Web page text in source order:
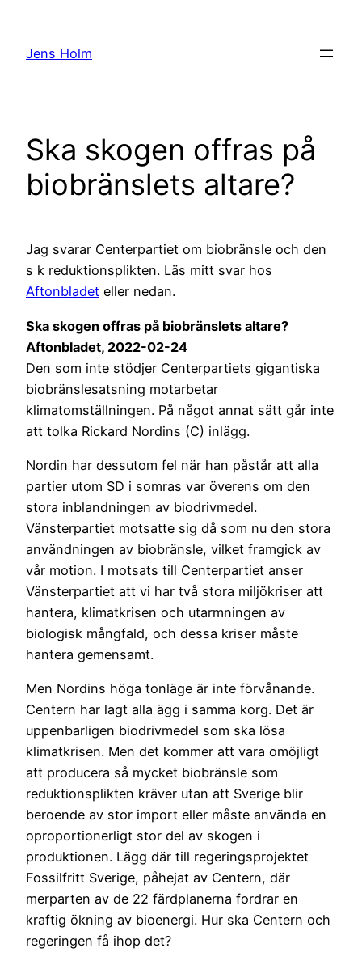
innehåll
Jens Holm
Ska skogen offras på
biobränslets altare?
Jag svarar Centerpartiet om biobränsle och den
s k reduktionsplikten. Läs mitt svar hos
Aftonbladet eller nedan.
Ska skogen offras på biobränslets altare?
Aftonbladet, 2022-02-24
Den som inte stödjer Centerpartiets gigantiska
biobränslesatsning motarbetar
klimatomställningen. På något annat sätt går inte
att tolka Rickard Nordins (C) inlägg.
Nordin har dessutom fel när han påstår att alla
partier utom SD i somras var överens om den
stora inblandningen av biodrivmedel.
Vänsterpartiet motsatte sig då som nu den stora
användningen av biobränsle, vilket framgick av
vår motion. I motsats till Centerpartiet anser
Vänsterpartiet att vi har två stora miljökriser att
hantera, klimatkrisen och utarmningen av
biologisk mångfald, och dessa kriser måste
hantera gemensamt.
Men Nordins höga tonläge är inte förvånande.
Centern har lagt alla ägg i samma korg. Det är
uppenbarligen biodrivmedel som ska lösa
klimatkrisen. Men det kommer att vara omöjligt
att producera så mycket biobränsle som
reduktionsplikten kräver utan att Sverige blir
beroende av stor import eller måste använda en
oproportionerligt stor del av skogen i
produktionen. Lägg där till regeringsprojektet
Fossilfritt Sverige, påhejat av Centern, där
merparten av de 22 färdplanerna fordrar en
kraftig ökning av bioenergi. Hur ska Centern och
regeringen få ihop det?